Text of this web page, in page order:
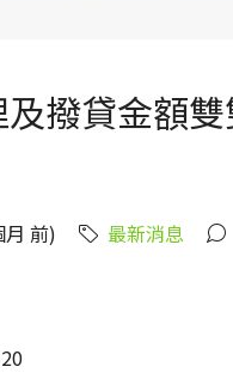
撥貸金額
月 前) 最新消息